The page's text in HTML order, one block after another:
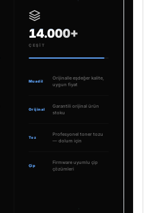
14.000+
ÇEŞIT
Muadil
Orijinalle eşdeğer kalite,
uygun fiyat
Orijinal
Garantili orijinal ürün
stoku
Toz
Profesyonel toner tozu
— dolum için
Çip
Firmware uyumlu çip
çözümleri